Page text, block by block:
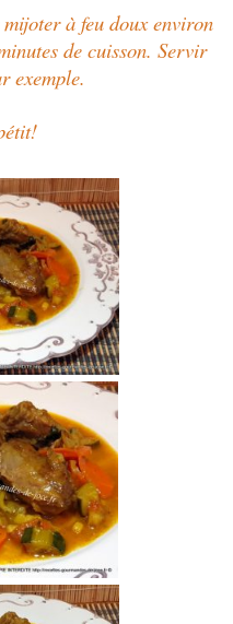
à feu doux environ
de cuisson. Servir
exemple.